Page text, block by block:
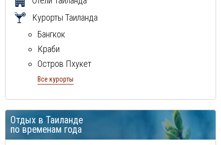
Курорты Таиланда
Бангкок
Краби
Остров Пхукет
Остров Самуи
Все курорты
Отдых в Таиланде
по временам года